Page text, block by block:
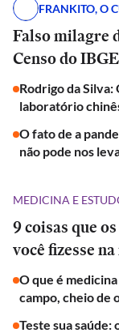
FRANKITO, O
Falso milagre
Censo do IBGE
Rodrigo da
laboratório
O fato de a
não pode nos
MEDICINA E
9 coisas que
você fizesse
O que é
campo, cheio de
Teste sua saúde: